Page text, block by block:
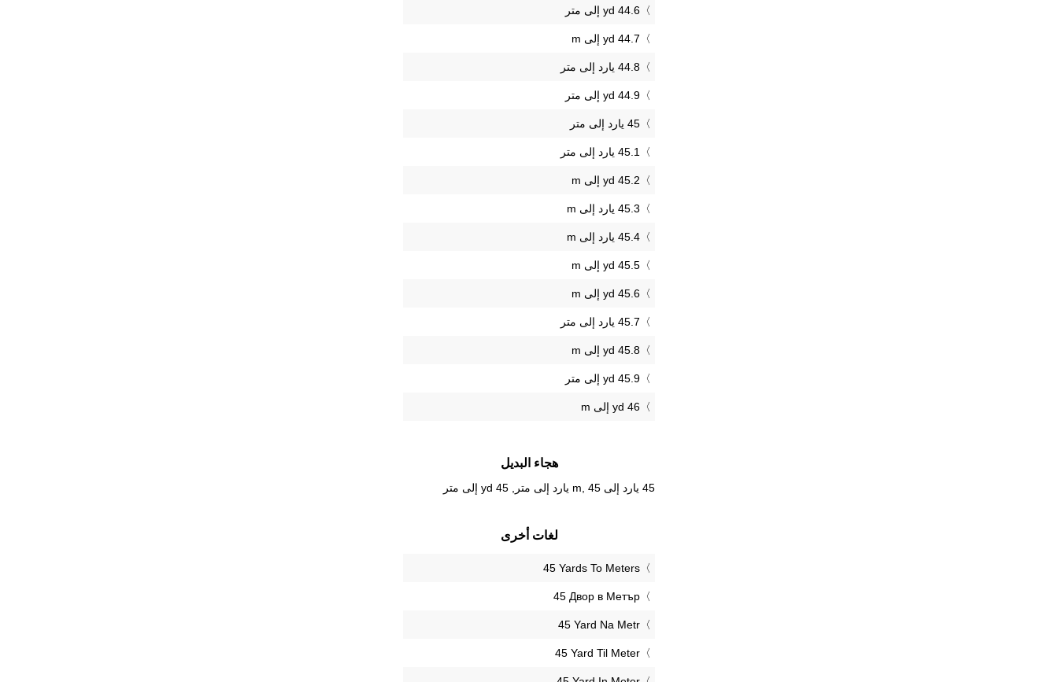
44.6 yd إلى متر
44.7 yd إلى m
44.8 يارد إلى متر
44.9 yd إلى متر
45 يارد إلى متر
45.1 يارد إلى متر
45.2 yd إلى m
45.3 يارد إلى m
45.4 يارد إلى m
45.5 yd إلى m
45.6 yd إلى m
45.7 يارد إلى متر
45.8 yd إلى m
45.9 yd إلى متر
46 yd إلى m
هجاء البديل
45 يارد إلى m, 45 يارد إلى متر, 45 yd إلى متر
لغات أخرى
‎45 Yards To Meters
‎45 Двор в Метър
‎45 Yard Na Metr
‎45 Yard Til Meter